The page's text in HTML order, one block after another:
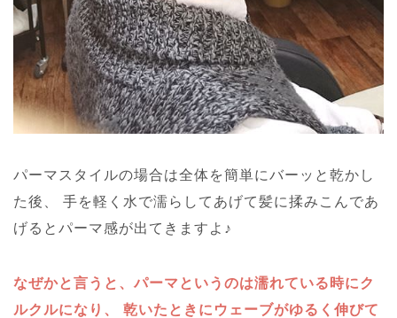
パーマスタイルの場合は全体を簡単にバーッと乾かし
た後、
手を軽く水で濡らしてあげて髪に揉みこんであ
げるとパーマ感が出てきますよ♪
なぜかと言うと、パーマというのは濡れている時にク
ルクルになり、
乾いたときにウェーブがゆるく伸びて